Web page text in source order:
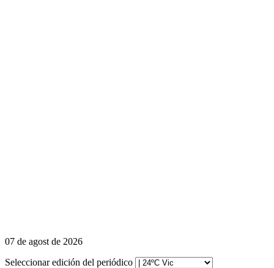
07 de agost de 2026
Seleccionar edición del periódico